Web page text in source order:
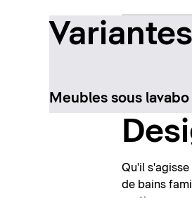
Meubles sous lavabo
Qu'il
de bains